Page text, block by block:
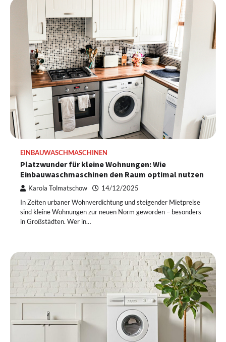
EINBAUWASCHMASCHINEN
Platzwunder für kleine Wohnungen: Wie
Einbauwaschmaschinen den Raum optimal nutzen
Karola Tolmatschow 14/12/2025
In Zeiten urbaner Wohnverdichtung und steigender Mietpreise
sind kleine Wohnungen zur neuen Norm geworden – besonders
in Großstädten. Wer in…